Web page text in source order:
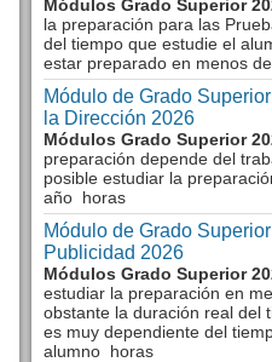
Módulos Grado Superior
la preparación para las
del tiempo que estudie el
estar preparado en menos
Módulo de Grado
la Dirección 2026
Módulos Grado Superior
preparación depende del
posible estudiar la
año horas
Módulo de Grado
Publicidad 2026
Módulos Grado Superior
estudiar la preparación en
obstante la duración real del
es muy dependiente del
alumno horas